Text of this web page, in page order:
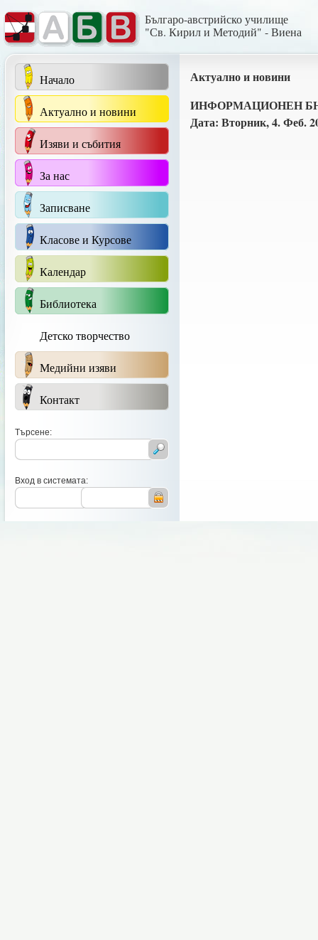
Българо-австрийско училище
"Св. Кирил и Методий" - Виена
Начало
Актуално и новини
Изяви и събития
За нас
Записване
Класове и Курсове
Календар
Библиотека
Детско творчество
Медийни изяви
Контакт
Търсене:
Вход в системата:
Актуално и новини
ИНФОРМАЦИОНЕН
Дата: Вторник, 4. Феб.